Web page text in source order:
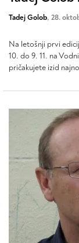
Tadej Golob, 28.
Na letošnji prvi
10. do 9. 11. na
pričakujete izid